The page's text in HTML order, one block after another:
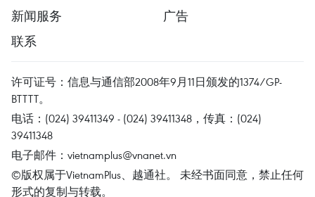
新闻服务
广告
联系
许可证号：信息与通信部2008年9月11日颁发的1374/GP-
BTTTT。
电话：(024) 39411349 - (024) 39411348，传真：(024)
39411348
电子邮件： vietnamplus@vnanet.vn
©版权属于VietnamPlus、越通社。 未经书面同意，禁止任何
形式的复制与转载。